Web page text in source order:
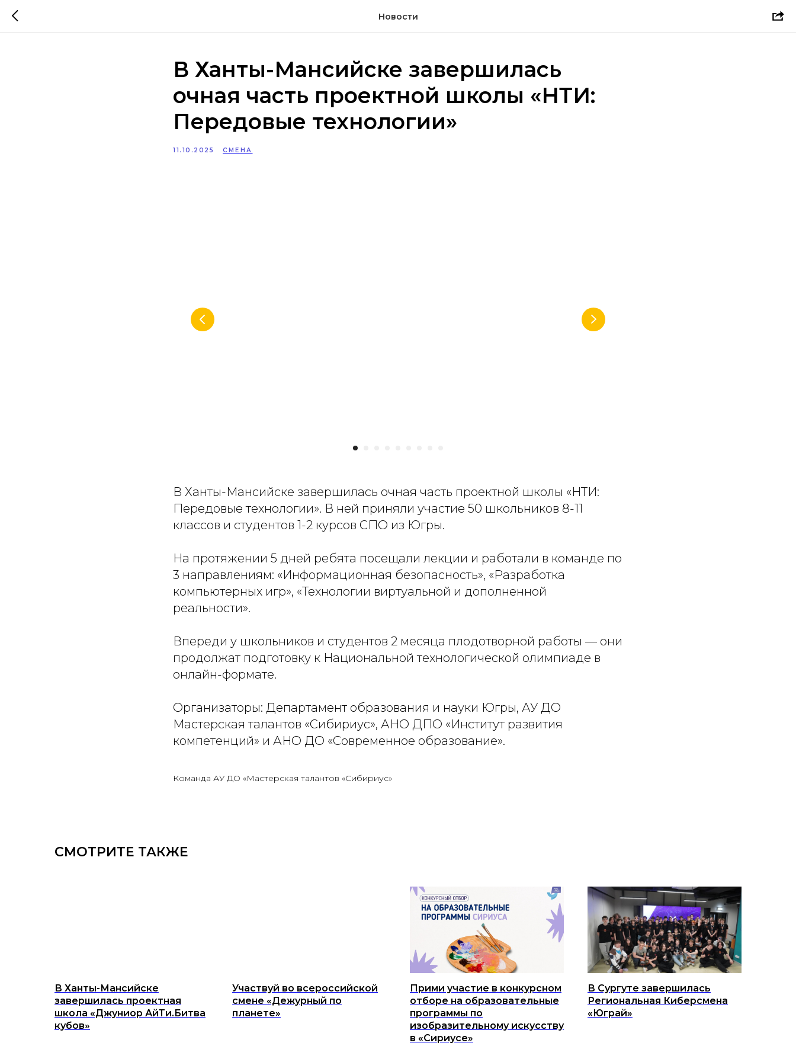
Новости
В Ханты-Мансийске завершилась
очная часть проектной школы «НТИ:
Передовые технологии»
11.10.2025 СМЕНА
В Ханты-Мансийске завершилась очная часть проектной школы «НТИ:
Передовые технологии». В ней приняли участие 50 школьников 8-11
классов и студентов 1-2 курсов СПО из Югры.
На протяжении 5 дней ребята посещали лекции и работали в команде по
3 направлениям: «Информационная безопасность», «Разработка
компьютерных игр», «Технологии виртуальной и дополненной
реальности».
Впереди у школьников и студентов 2 месяца плодотворной работы — они
продолжат подготовку к Национальной технологической олимпиаде в
онлайн-формате.
Организаторы: Департамент образования и науки Югры, АУ ДО
Мастерская талантов «Сибириус», АНО ДПО «Институт развития
компетенций» и АНО ДО «Современное образование».
Команда АУ ДО «Мастерская талантов «Сибириус»
СМОТРИТЕ ТАКЖЕ
В Ханты-Мансийске
завершилась проектная
школа «Джуниор АйТи.Битва
кубов»
Участвуй во всероссийской
смене «Дежурный по
планете»
Прими участие в конкурсном
отборе на образовательные
программы по
изобразительному искусству
в «Сириусе»
В Сургуте завершилась
Региональная Киберсмена
«Юграй»